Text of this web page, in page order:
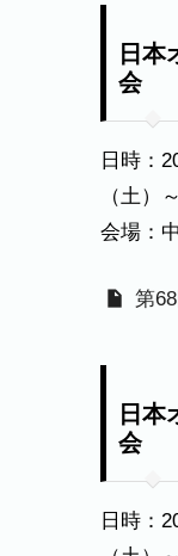
日本
会
日時：
（土）
会場：
第
日本
会
日時：